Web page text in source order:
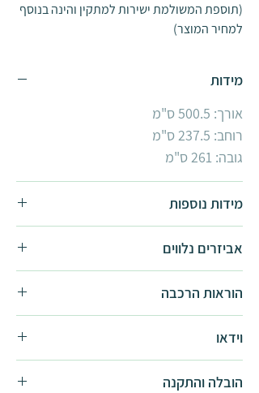
(תוספת המשולמת ישירות למתקין והינה בנוסף
למחיר המוצר)
מידות
אורך: 500.5 ס"מ
רוחב: 237.5 ס"מ
גובה: 261 ס"מ
מידות נוספות
3.6x2.4
אביזרים נלווים
קיט הצללה
קיט השקייה
הוראות הרכבה
וידאו
הובלה והתקנה